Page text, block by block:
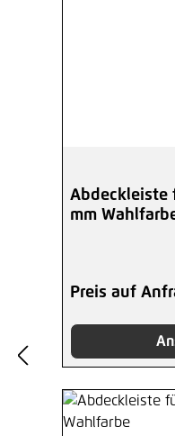
Abdeckleiste
mm
Preis auf